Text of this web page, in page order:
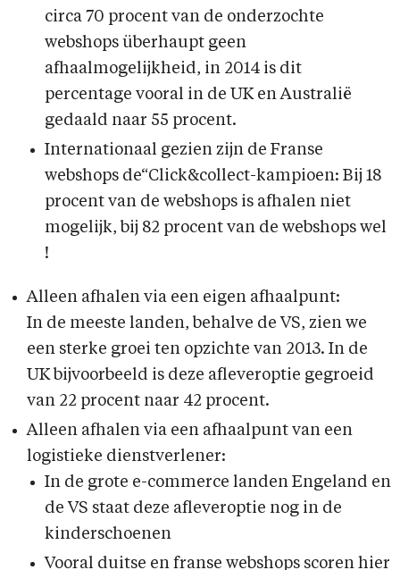
circa 70 procent van de onderzochte
webshops überhaupt geen
afhaalmogelijkheid, in 2014 is dit
percentage vooral in de UK en Australië
gedaald naar 55 procent.
Internationaal gezien zijn de Franse
webshops de“Click&collect-kampioen: Bij 18
procent van de webshops is afhalen niet
mogelijk, bij 82 procent van de webshops wel
!
Alleen afhalen via een eigen afhaalpunt:
In de meeste landen, behalve de VS, zien we
een sterke groei ten opzichte van 2013. In de
UK bijvoorbeeld is deze afleveroptie gegroeid
van 22 procent naar 42 procent.
Alleen afhalen via een afhaalpunt van een
logistieke dienstverlener:
In de grote e-commerce landen Engeland en
de VS staat deze afleveroptie nog in de
kinderschoenen
Vooral duitse en franse webshops scoren hier